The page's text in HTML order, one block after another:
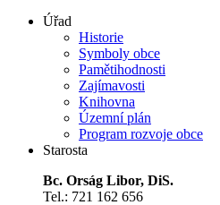
Úřad
Historie
Symboly obce
Pamětihodnosti
Zajímavosti
Knihovna
Územní plán
Program rozvoje obce
Starosta
Bc. Orság Libor, DiS.
Tel.: 721 162 656